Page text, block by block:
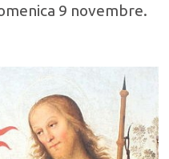
9 novembre.